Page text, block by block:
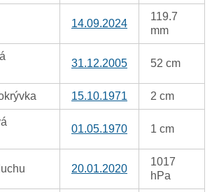
14.09.2024
119.7
mm
31.12.2005 52 cm
15.10.1971 2 cm
01.05.1970 1 cm
20.01.2020
1017
hPa